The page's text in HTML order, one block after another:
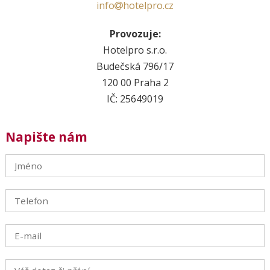
info
hotelpro.cz
Provozuje:
Hotelpro s.r.o.
Budečská 796/17
120 00 Praha 2
IČ: 25649019
Napište nám